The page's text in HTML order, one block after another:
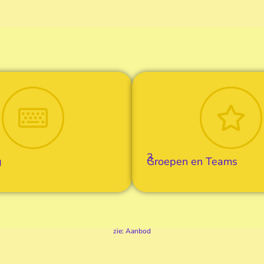
3
Groepen en Teams
zie: Aanbod